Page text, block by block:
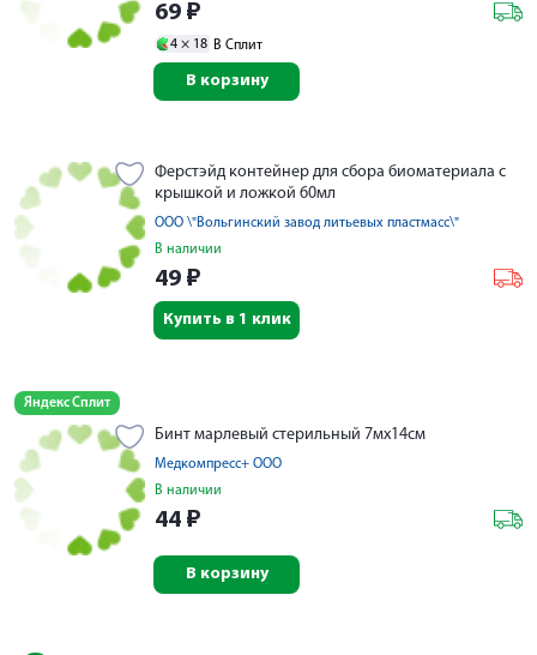
69 ₽
4 × 18 В Сплит
В корзину
Ферстэйд контейнер для сбора биоматериала с
крышкой и ложкой 60мл
ООО \"Вольгинский завод литьевых пластмасс\"
В наличии
49 ₽
Купить в 1 клик
Яндекс Сплит
Бинт марлевый стерильный 7мх14см
Медкомпресс+ ООО
В наличии
44 ₽
В корзину